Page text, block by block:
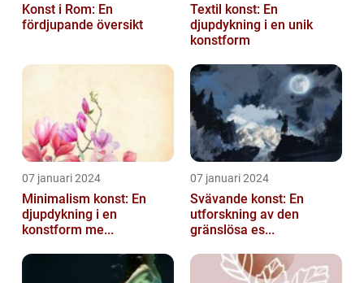
Konst i Rom: En
fördjupande översikt
Textil konst: En
djupdykning i en unik
konstform
07 januari 2024
Minimalism konst: En
djupdykning i en
konstform me...
07 januari 2024
Svävande konst: En
utforskning av den
gränslösa es...